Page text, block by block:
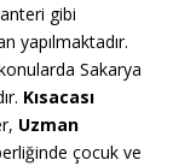
gibi
yapılmaktadır.
Sakarya
Kısacası
Uzman
çocuk ve